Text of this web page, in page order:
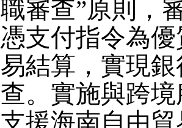
職審查”原則，
憑支付指令為
易結算，實現
查。實施與跨
支援海南自由